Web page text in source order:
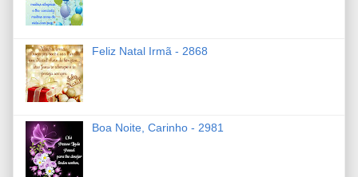
Feliz Natal Irmã - 2868
Boa Noite, Carinho - 2981